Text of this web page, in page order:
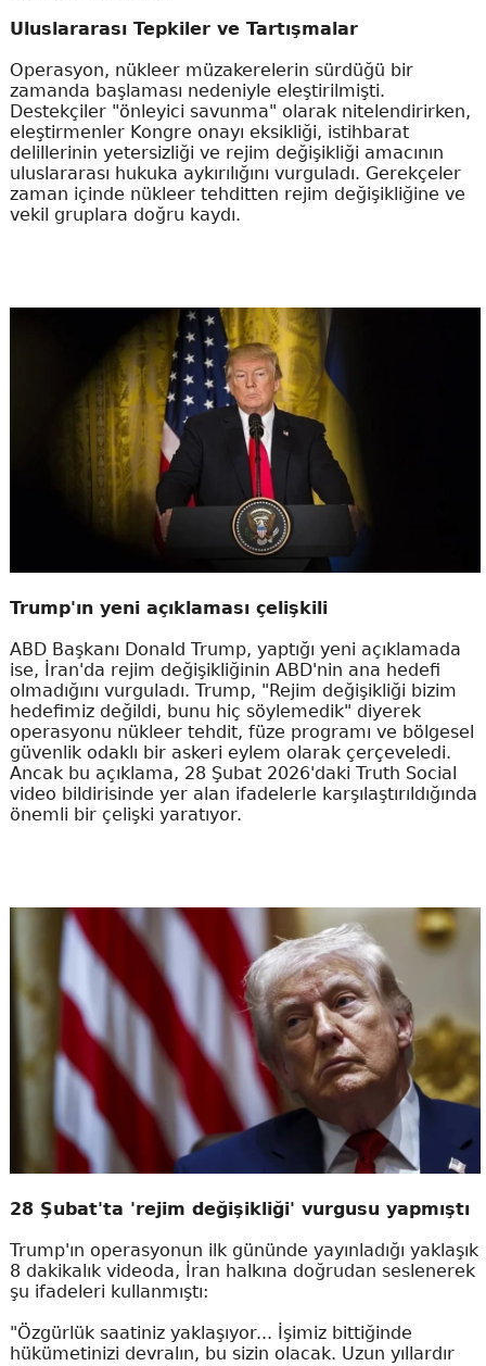
Uluslararası Tepkiler ve Tartışmalar
Operasyon, nükleer müzakerelerin sürdüğü bir
zamanda başlaması nedeniyle eleştirilmişti.
Destekçiler "önleyici savunma" olarak nitelendirirken,
eleştirmenler Kongre onayı eksikliği, istihbarat
delillerinin yetersizliği ve rejim değişikliği amacının
uluslararası hukuka aykırılığını vurguladı. Gerekçeler
zaman içinde nükleer tehditten rejim değişikliğine ve
vekil gruplara doğru kaydı.
Trump'ın yeni açıklaması çelişkili
ABD Başkanı Donald Trump, yaptığı yeni açıklamada
ise, İran'da rejim değişikliğinin ABD'nin ana hedefi
olmadığını vurguladı. Trump, "Rejim değişikliği bizim
hedefimiz değildi, bunu hiç söylemedik" diyerek
operasyonu nükleer tehdit, füze programı ve bölgesel
güvenlik odaklı bir askeri eylem olarak çerçeveledi.
Ancak bu açıklama, 28 Şubat 2026'daki Truth Social
video bildirisinde yer alan ifadelerle karşılaştırıldığında
önemli bir çelişki yaratıyor.
28 Şubat'ta 'rejim değişikliği' vurgusu yapmıştı
Trump'ın operasyonun ilk gününde yayınladığı yaklaşık
8 dakikalık videoda, İran halkına doğrudan seslenerek
şu ifadeleri kullanmıştı:
"Özgürlük saatiniz yaklaşıyor... İşimiz bittiğinde
hükümetinizi devralın, bu sizin olacak. Uzun yıllardır